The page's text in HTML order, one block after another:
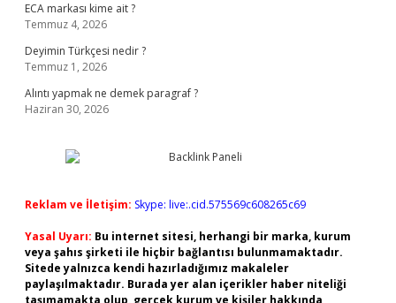
ECA markası kime ait ?
Temmuz 4, 2026
Deyimin Türkçesi nedir ?
Temmuz 1, 2026
Alıntı yapmak ne demek paragraf ?
Haziran 30, 2026
Reklam ve İletişim: Skype: live:.cid.575569c608265c69
Yasal Uyarı: Bu internet sitesi, herhangi bir marka, kurum
veya şahıs şirketi ile hiçbir bağlantısı bulunmamaktadır.
Sitede yalnızca kendi hazırladığımız makaleler
paylaşılmaktadır. Burada yer alan içerikler haber niteliği
taşımamakta olup, gerçek kurum ve kişiler hakkında